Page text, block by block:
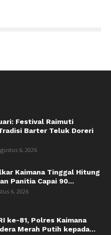
Festival Raimuti
Barter Teluk Doreri
6, 2026
Kaimana Tinggal Hitung
Panitia Capai 90...
6, 2026
ke-81, Polres Kaimana
Merah Putih kepada...